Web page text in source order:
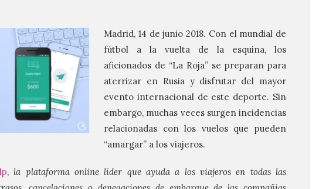
Madrid, 14 de junio 2018. Con el mundial de
fútbol a la vuelta de la esquina, los
aficionados de “La Roja” se preparan para
aterrizar en Rusia y disfrutar del mayor
evento internacional de este deporte. Sin
embargo, muchas veces surgen incidencias
relacionadas con los vuelos que pueden
“amargar” a los viajeros.
, la plataforma online líder que ayuda a los viajeros en todas las